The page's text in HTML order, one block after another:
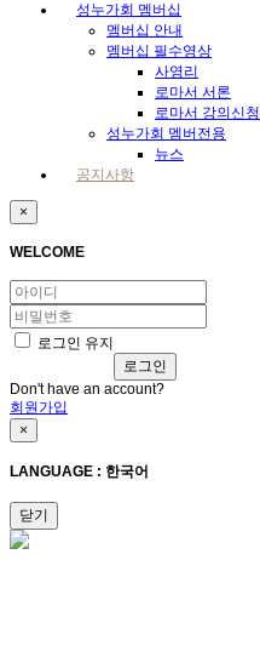
성누가회 멤버십
멤버십 안내
멤버십 필수영상
사영리
로마서 서론
로마서 강의신청
성누가회 멤버전용
뉴스
공지사항
×
WELCOME
로그인 유지
Don't have an account?
회원가입
×
LANGUAGE : 한국어
닫기